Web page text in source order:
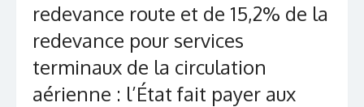
redevance route et de 15,2% de la
redevance pour services
terminaux de la circulation
aérienne : l’État fait payer aux